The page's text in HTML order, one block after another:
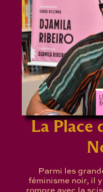
La Place
Parmi les
féminisme noir, il